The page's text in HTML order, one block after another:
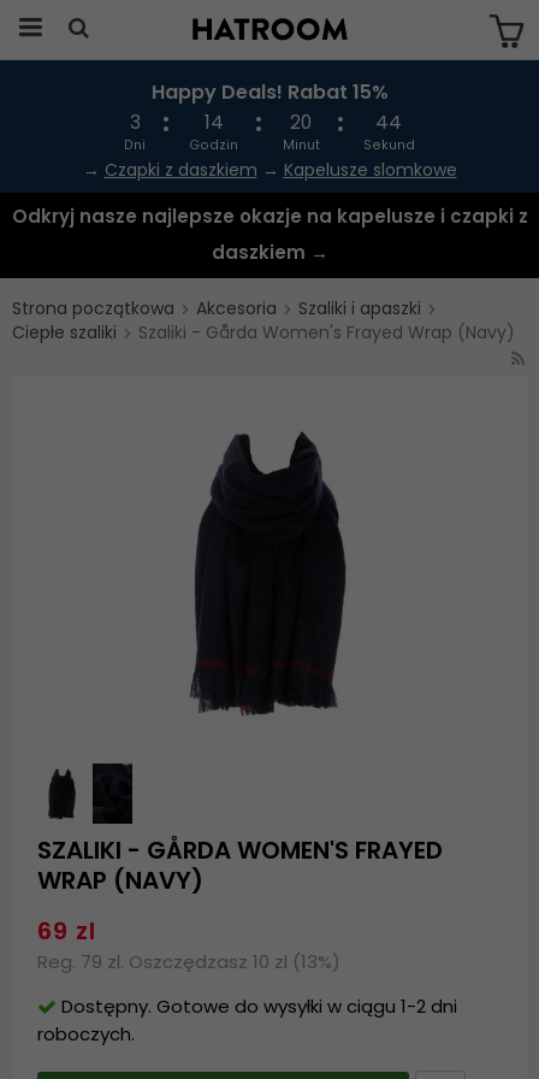
Produkten har blivit tillagd i varukorgen
Happy Deals! Rabat 15%
3
Dni
14
Godzin
20
Minut
44
Sekund
→ Czapki z daszkiem → Kapelusze slomkowe
Odkryj nasze najlepsze okazje na kapelusze i czapki z
daszkiem →
Strona początkowa Akcesoria
Szaliki i apaszki
Ciepłe szaliki
Szaliki - Gårda Women's Frayed Wrap (Navy)
SZALIKI - GÅRDA WOMEN'S FRAYED
WRAP (NAVY)
69 zl
Reg. 79 zl. Oszczędzasz 10 zl (13%)
Dostępny. Gotowe do wysyłki w ciągu 1-2 dni
roboczych.